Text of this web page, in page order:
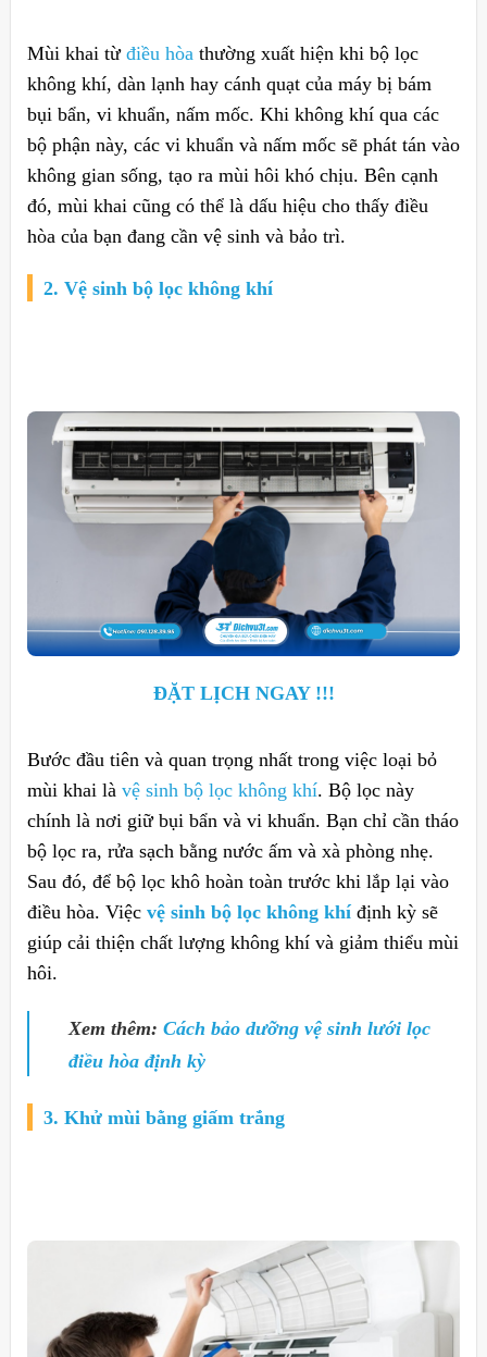
Mùi khai từ điều hòathường xuất hiện khi bộ lọc
không khí, dàn lạnh hay cánh quạt của máy bị bám
bụi bẩn, vi khuẩn, nấm mốc. Khi không khí qua các
bộ phận này, các vi khuẩn và nấm mốc sẽ phát tán vào
không gian sống, tạo ra mùi hôi khó chịu. Bên cạnh
đó, mùi khai cũng có thể là dấu hiệu cho thấy điều
hòa của bạn đang cần vệ sinh và bảo trì.
2. Vệ sinh bộ lọc không khí
ĐẶT LỊCH NGAY !!!
Bước đầu tiên và quan trọng nhất trong việc loại bỏ
mùi khai là vệ sinh bộ lọc không khí. Bộ lọc này
chính là nơi giữ bụi bẩn và vi khuẩn. Bạn chỉ cần tháo
bộ lọc ra, rửa sạch bằng nước ấm và xà phòng nhẹ.
Sau đó, để bộ lọc khô hoàn toàn trước khi lắp lại vào
điều hòa. Việc vệ sinh bộ lọc không khíđịnh kỳ sẽ
giúp cải thiện chất lượng không khí và giảm thiểu mùi
hôi.
Xem thêm: Cách bảo dưỡng vệ sinh lưới lọc
điều hòa định kỳ
3. Khử mùi bằng giấm trắng